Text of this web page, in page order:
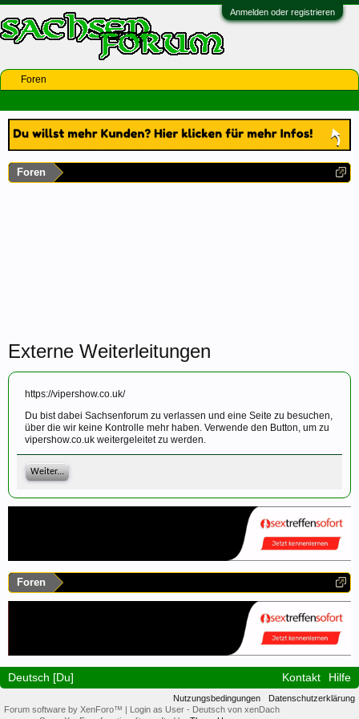
Anmelden oder registrieren
Foren
Externe Weiterleitungen
https://vipershow.co.uk/
Du bist dabei Sachsenforum zu verlassen und eine Seite zu besuchen,
über die wir keine Kontrolle mehr haben. Verwende den Button, um zu
vipershow.co.uk weitergeleitet zu werden.
Weiter...
Foren
Foren
Deutsch [Du] Kontakt Hilfe
Nutzungsbedingungen
Datenschutzerklärung
Forum software by XenForo™ | Login as User - Deutsch von xenDach